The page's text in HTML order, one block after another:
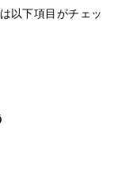
以下項目がチェッ